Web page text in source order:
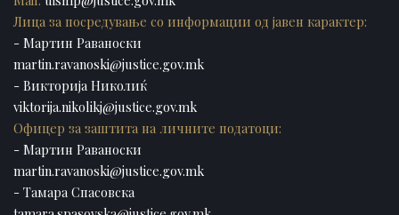
Лица за посредување со информации од јавен карактер:
- Мартин Раваноски
martin.ravanoski@justice.gov.mk
- Викторија Николиќ
viktorija.nikolikj@justice.gov.mk
Офицер за заштита на личните податоци:
- Мартин Раваноски
martin.ravanoski@justice.gov.mk
- Тамара Спасовска